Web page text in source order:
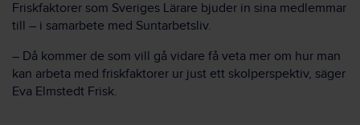
Friskfaktorer som Sveriges Lärare bjuder in sina medlemmar
till – i samarbete med Suntarbetsliv.
– Då kommer de som vill gå vidare få veta mer om hur man
kan arbeta med friskfaktorer ur just ett skolperspektiv, säger
Eva Elmstedt Frisk.